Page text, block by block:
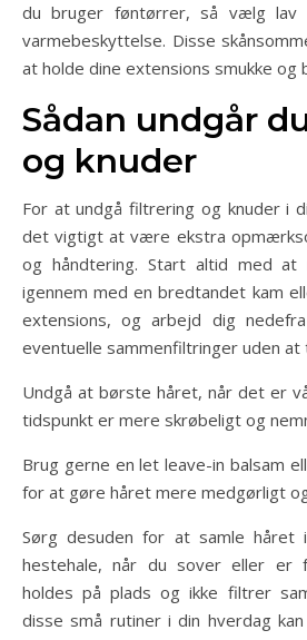
du bruger føntørrer, så vælg lav
varmebeskyttelse. Disse
at holde dine extensions smukke og
Sådan undgår
og knuder
For at undgå filtrering og knuder i
det vigtigt at være ekstra
og håndtering. Start altid med
igennem med en bredtandet kam
extensions, og arbejd dig
eventuelle sammenfiltringer uden
Undgå at børste håret, når det er
tidspunkt er mere skrøbeligt og
Brug gerne en let leave-in balsam
for at gøre håret mere medgørligt
Sørg desuden for at samle
hestehale, når du sover eller er
holdes på plads og ikke filtrer
disse små rutiner i din hverdag